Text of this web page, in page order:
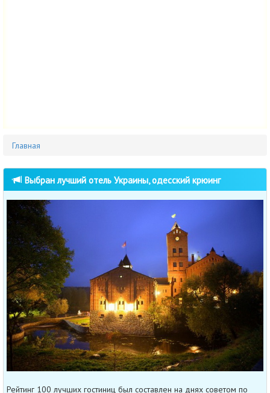
Главная
Выбран лучший отель Украины, одесский крюинг
Рейтинг 100 лучших гостиниц был составлен на днях советом по